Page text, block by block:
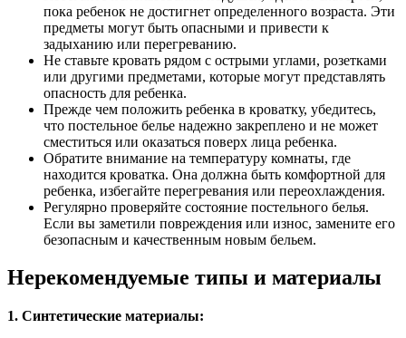
пока ребенок не достигнет определенного возраста. Эти
предметы могут быть опасными и привести к
задыханию или перегреванию.
Не ставьте кровать рядом с острыми углами, розетками
или другими предметами, которые могут представлять
опасность для ребенка.
Прежде чем положить ребенка в кроватку, убедитесь,
что постельное белье надежно закреплено и не может
сместиться или оказаться поверх лица ребенка.
Обратите внимание на температуру комнаты, где
находится кроватка. Она должна быть комфортной для
ребенка, избегайте перегревания или переохлаждения.
Регулярно проверяйте состояние постельного белья.
Если вы заметили повреждения или износ, замените его
безопасным и качественным новым бельем.
Нерекомендуемые типы и материалы
1. Синтетические материалы: